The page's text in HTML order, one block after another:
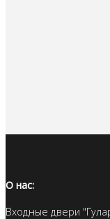
О нас:
Входные двери